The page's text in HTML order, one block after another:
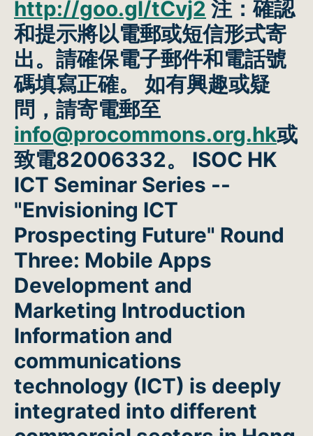
http://goo.gl/tCvj2 注：確認
和提示將以電郵或短信形式寄
出。請確保電子郵件和電話號
碼填寫正確。 如有興趣或疑
問，請寄電郵至
info@procommons.org.hk或
致電82006332。 ISOC HK
ICT Seminar Series --
"Envisioning ICT
Prospecting Future" Round
Three: Mobile Apps
Development and
Marketing Introduction
Information and
communications
technology (ICT) is deeply
integrated into different